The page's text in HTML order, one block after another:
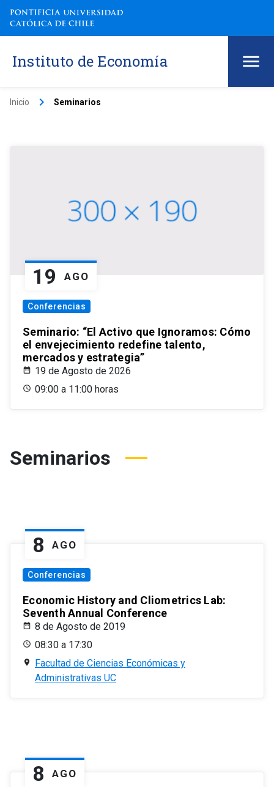
Instituto de Economía
Inicio keyboard_arrow_right Seminarios
19 AGO
Conferencias
Seminario: “El Activo que Ignoramos: Cómo
el envejecimiento redefine talento,
mercados y estrategia”
19 de Agosto de 2026
09:00 a 11:00 horas
Seminarios
8 AGO
Conferencias
Economic History and Cliometrics Lab:
Seventh Annual Conference
8 de Agosto de 2019
08:30 a 17:30
Facultad de Ciencias Económicas y
Administrativas UC
8 AGO